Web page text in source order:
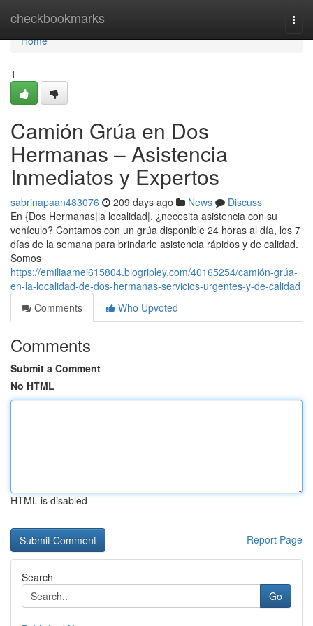
checkbookmarks
Home
Home
1
Camión Grúa en Dos
Hermanas – Asistencia
Inmediatos y Expertos
sabrinapaan483076 209 days ago News
Discuss
En {Dos Hermanas|la localidad|, ¿necesita asistencia con su
vehículo? Contamos con un grúa disponible 24 horas al día, los 7
días de la semana para brindarle asistencia rápidos y de calidad.
Somos
https://emiliaamei615804.blogripley.com/40165254/camión-grúa-
en-la-localidad-de-dos-hermanas-servicios-urgentes-y-de-calidad
Comments
Who Upvoted
Comments
Submit a Comment
No HTML
HTML is disabled
Report Page
Search
Go